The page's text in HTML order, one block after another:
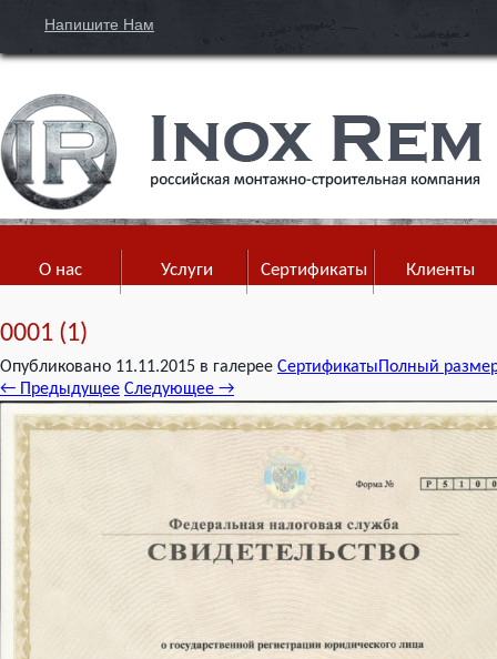
Напишите Нам
О нас Услуги Сертификаты Клиенты
0001 (1)
Опубликовано 11.11.2015 в галерее Сертификаты Полный
← Предыдущее Следующее →